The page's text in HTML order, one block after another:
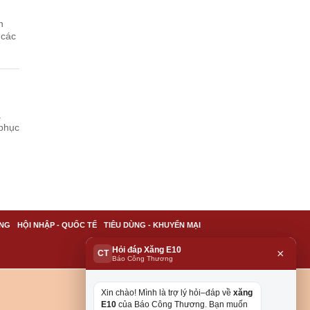
HỘI NHẬP - QUỐC TẾ TIÊU DÙNG - KHUYẾN MẠI
CT Hỏi đáp Xăng E10
Báo Công Thương ×
Xin chào! Mình là trợ lý hỏi–đáp về xăng
E10 của Báo Công Thương. Bạn muốn